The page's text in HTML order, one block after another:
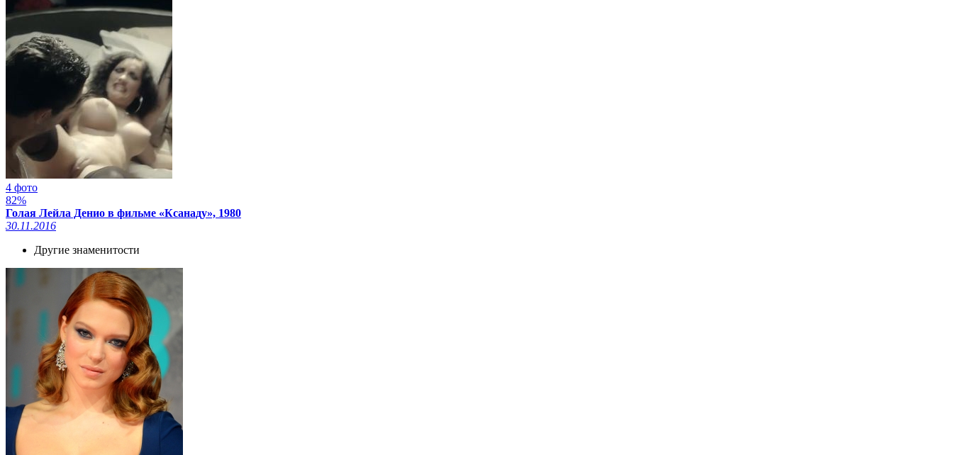
4 фото
82%
Голая Лейла Денио в фильме «Ксанаду», 1980
30.11.2016
Другие знаменитости